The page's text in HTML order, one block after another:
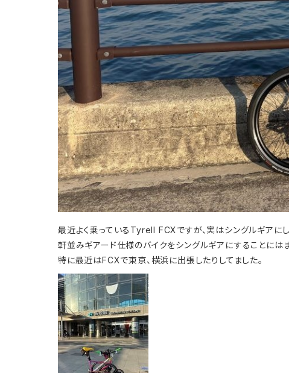
最近よく乗っているTyrell FCXですが、実はシングルギアに
軒並みギアード仕様のバイクをシングルギアにすることにはま
特に最近はFCXで東京、横浜に出張したりしてました。